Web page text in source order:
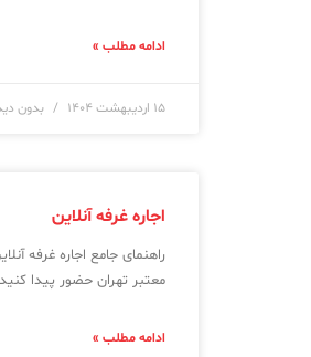
ادامه مطلب »
۱۵ اردیبهشت ۱۴۰۴ بدون
اجاره غرفه آنلاین
راهنمای جامع اجاره غرفه
معتبر تهران حضور پیدا
ادامه مطلب »